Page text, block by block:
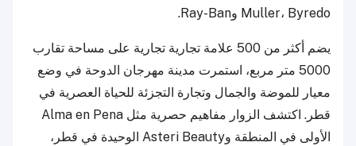
Muller، Byredo وRay-Ban.
يضم أكثر من 500 علامة تجارية تجارية
على مساحة تقارب
5000 متر مربع، استمرت مدينة مهرجان الدوحة في وضع
معيار للموضة والجمال وتجارة التجزئة للحياة العصرية في
قطر. اكتشف الزوار مفاهيم حصرية مثل Alma en Pena
الأولى في المنطقة وAsteri Beauty الوحيدة في قطر،